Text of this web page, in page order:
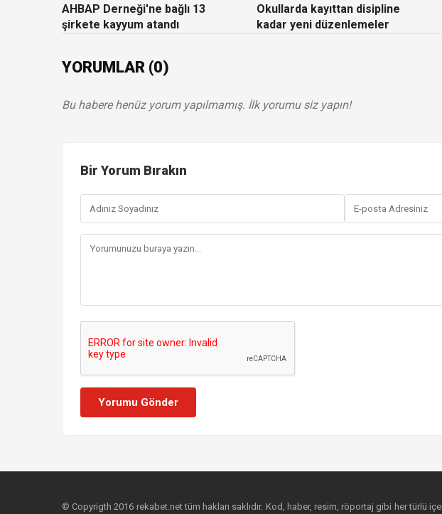
AHBAP Derneği'ne bağlı 13
şirkete kayyum atandı
Okullarda kayıttan disipline
kadar yeni düzenlemeler
YORUMLAR (0)
Bu habere henüz yorum yapılmamış. İlk yorumu siz yapın!
Bir Yorum Bırakın
Yorumu Gönder
© Copyrigth 2016 rekabet.net tüm hakları saklıdır. Kod, haber, resim, röportaj gibi her türlü